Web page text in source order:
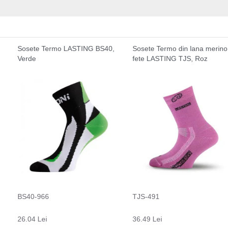
Sosete Termo LASTING BS40,
Verde
Sosete Termo din lana merino
fete LASTING TJS, Roz
BS40-966 TJS-491
26.04 Lei 36.49 Lei